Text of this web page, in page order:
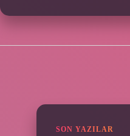
SON YAZILAR